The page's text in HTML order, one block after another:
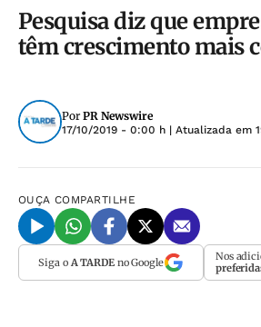
Pesquisa diz que
têm crescimento mais
Por PR Newswire
17/10/2019 - 0:00 h | Atualizada em
OUÇA COMPARTILHE
Siga o A TARDEno Google Nos